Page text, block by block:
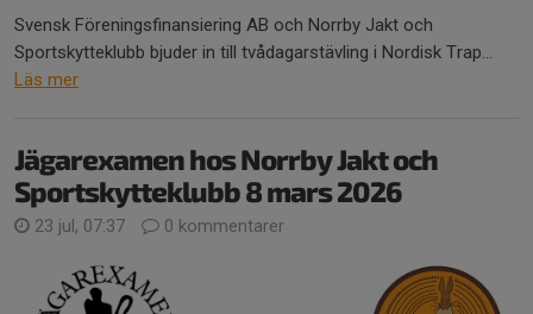
Svensk Föreningsfinansiering AB och Norrby Jakt och
Sportskytteklubb bjuder in till tvådagarstävling i Nordisk Trap...
Läs mer
Jägarexamen hos Norrby Jakt och
Sportskytteklubb 8 mars 2026
23 jul, 07:37 0 kommentarer